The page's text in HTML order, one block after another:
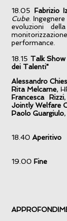
18.05 Fabrizio
Cube .
evoluzioni
performance.
18.15 Talk
dei Talenti"
Alessandro
Rita Melcarne,
Francesca Rizzi
Jointly Welfare
Paolo Guargiulo
18.40 Aperitivo
19.00 Fine